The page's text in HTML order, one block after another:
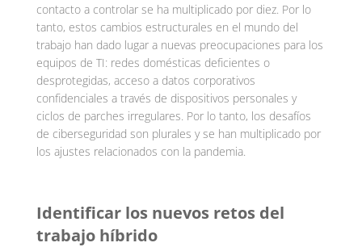
contacto a controlar se ha multiplicado por diez. Por lo
tanto, estos cambios estructurales en el mundo del
trabajo han dado lugar a nuevas preocupaciones para los
equipos de TI: redes domésticas deficientes o
desprotegidas, acceso a datos corporativos
confidenciales a través de dispositivos personales y
ciclos de parches irregulares. Por lo tanto, los desafíos
de ciberseguridad son plurales y se han multiplicado por
los ajustes relacionados con la pandemia.
Identificar los nuevos retos del
trabajo híbrido